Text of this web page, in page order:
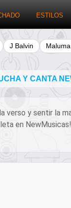
ESTILOS
J Balvin Maluma
Y CANTA
verso y sentir la
en